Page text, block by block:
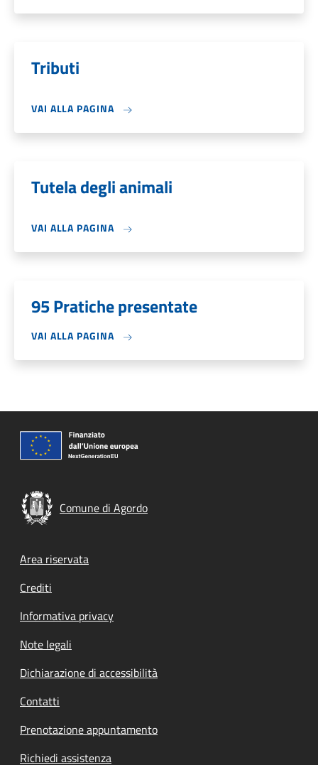
Tributi
VAI ALLA PAGINA
Tutela degli animali
VAI ALLA PAGINA
95 Pratiche presentate
VAI ALLA PAGINA
Comune di Agordo
Footer menu
Area riservata
Crediti
Informativa privacy
Note legali
Dichiarazione di accessibilità
Contatti
Prenotazione appuntamento
Richiedi assistenza